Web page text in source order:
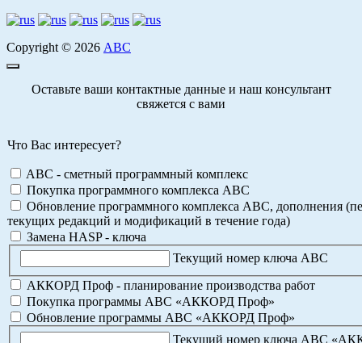
Copyright © 2026 АВС
Оставьте ваши контактные данные и наш консультант
свяжется с вами
Что Вас интересует?
ABC - сметный программный комплекс
Покупка программного комплекса АВС
Обновление программного комплекса АВС, дополнения
текущих редакций и модификаций в течение года)
Замена HASP - ключа
Текущий номер ключа АВС
АККОРД Проф - планирование производства работ
Покупка программы АВС «АККОРД Проф»
Обновление программы АВС «АККОРД Проф»
Текущий номер ключа АВС